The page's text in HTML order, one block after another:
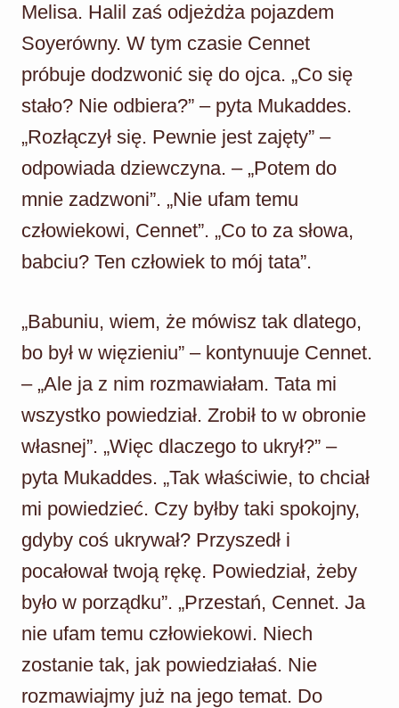
Melisa. Halil zaś odjeżdża pojazdem
Soyerówny. W tym czasie Cennet
próbuje dodzwonić się do ojca. „Co się
stało? Nie odbiera?” – pyta Mukaddes.
„Rozłączył się. Pewnie jest zajęty” –
odpowiada dziewczyna. – „Potem do
mnie zadzwoni”. „Nie ufam temu
człowiekowi, Cennet”. „Co to za słowa,
babciu? Ten człowiek to mój tata”.
„Babuniu, wiem, że mówisz tak dlatego,
bo był w więzieniu” – kontynuuje Cennet.
– „Ale ja z nim rozmawiałam. Tata mi
wszystko powiedział. Zrobił to w obronie
własnej”. „Więc dlaczego to ukrył?” –
pyta Mukaddes. „Tak właściwie, to chciał
mi powiedzieć. Czy byłby taki spokojny,
gdyby coś ukrywał? Przyszedł i
pocałował twoją rękę. Powiedział, żeby
było w porządku”. „Przestań, Cennet. Ja
nie ufam temu człowiekowi. Niech
zostanie tak, jak powiedziałaś. Nie
rozmawiajmy już na jego temat. Do